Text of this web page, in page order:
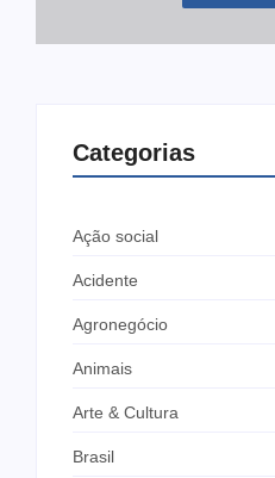
Categorias
Ação social
Acidente
Agronegócio
Animais
Arte & Cultura
Brasil